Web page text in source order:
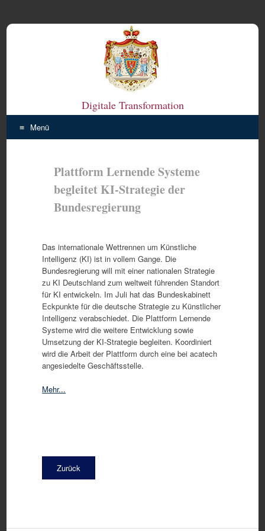
Digitale Transformation
Menü
Plattform Lernende Systeme
begleitet KI-Strategie der
Bundesregierung
Das internationale Wettrennen um Künstliche
Intelligenz (KI) ist in vollem Gange. Die
Bundesregierung will mit einer nationalen Strategie
zu KI Deutschland zum weltweit führenden Standort
für KI entwickeln. Im Juli hat das Bundeskabinett
Eckpunkte für die deutsche Strategie zu Künstlicher
Intelligenz verabschiedet. Die Plattform Lernende
Systeme wird die weitere Entwicklung sowie
Umsetzung der KI-Strategie begleiten. Koordiniert
wird die Arbeit der Plattform durch eine bei acatech
angesiedelte Geschäftsstelle.
Mehr...
Zurück